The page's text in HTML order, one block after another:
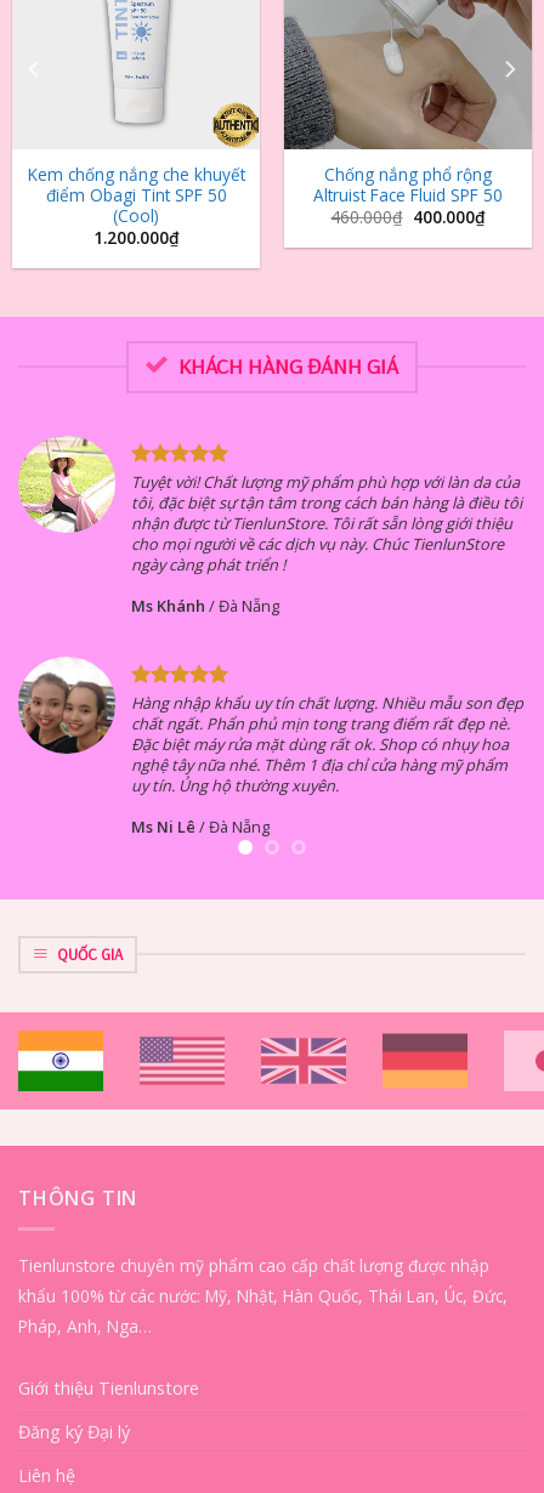
Kem chống nắng che khuyết
điểm Obagi Tint SPF 50
(Cool)
1.200.000₫
Chống nắng phổ rộng
Altruist Face Fluid SPF 50
460.000₫ 400.000₫
KHÁCH HÀNG ĐÁNH GIÁ
tôi
Nhiều năm là khách hàng thường xuyên, tôi rất hài
lòng về chất lượng dịch vụ do TienlunStore cung
đặc biệt là các dịch vụ liên quan đến lĩnh vực làm
Tienlun có kiến thức về mỹ phẩm và làm đẹp sâu
Cảm ơn Tienlunstore
Cassie Li/Biên Hoà
Kể từ lúc sử dụng sản phẩm của TienlunStore, tôi
thực sự yên tâm khi bước ra đường. Mỹ phẩm chất
lượng, đặc biệt sản phẩm Introderm hiệu quả
chóng. Cám ơn TienlunStore rất nhiều, chúc shop
ngày càng phát triển hơn nữa.
Ms Trâm/Bếp Trâm Đà Nẵng
QUỐC GIA
THÔNG TIN
Tienlunstore chuyên mỹ phẩm cao cấp chất lượng được nhập
khẩu 100% từ các nước: Mỹ, Nhật, Hàn Quốc, Thái Lan, Úc, Đức,
Pháp, Anh, Nga…
Giới thiệu Tienlunstore
Đăng ký Đại lý
Liên hệ